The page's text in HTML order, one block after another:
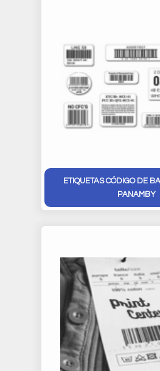
ETIQUETAS CÓDIGO DE
PANAMBY